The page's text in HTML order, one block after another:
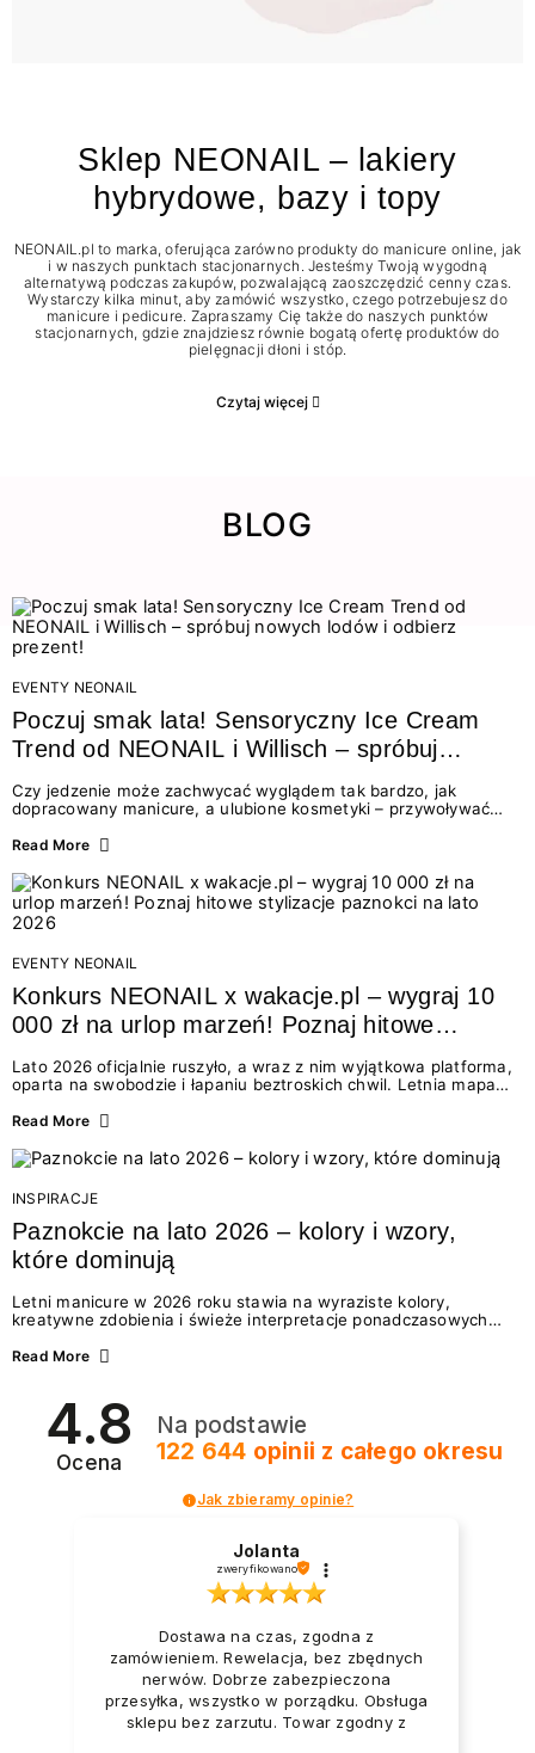
Sklep NEONAIL – lakiery
hybrydowe, bazy i topy
NEONAIL.pl to marka, oferująca zarówno produkty do manicure online, jak
i w naszych punktach stacjonarnych. Jesteśmy Twoją wygodną
alternatywą podczas zakupów, pozwalającą zaoszczędzić cenny czas.
Wystarczy kilka minut, aby zamówić wszystko, czego potrzebujesz do
manicure i pedicure. Zapraszamy Cię także do naszych punktów
stacjonarnych, gdzie znajdziesz równie bogatą ofertę produktów do
pielęgnacji dłoni i stóp.
Czytaj więcej
BLOG
EVENTY NEONAIL
Poczuj smak lata! Sensoryczny Ice Cream
Trend od NEONAIL i Willisch – spróbuj
nowych lodów i odbierz prezent!
Czy jedzenie może zachwycać wyglądem tak bardzo, jak
dopracowany manicure, a ulubione kosmetyki – przywoływać
świata beauty i oszałamiających deserów to coś więcej niż
zmysłami: przez soczysty kolor, aksamitną teksturę,
orzeźwiający zapach i słodki akcent na podniebieniu. Tego lata
NEONAIL łączy siły z marką Willisch, tworząc unikalny projekt
na styku jedzenia i piękna....
Read More
EVENTY NEONAIL
Konkurs NEONAIL x wakacje.pl – wygraj 10
000 zł na urlop marzeń! Poznaj hitowe
Lato 2026 oficjalnie ruszyło, a wraz z nim wyjątkowa platforma,
oparta na swobodzie i łapaniu beztroskich chwil. Letnia mapa
doświadczenia wakacji – od spontanicznych wyjazdów, przez
Motywem przewodnim jest eksplorowanie i kolekcjonowanie
letnich momentów. Z tej okazji przygotowaliśmy coś absolutnie
wyjątkowego: wielki konkurs z wakacje.pl oraz dawkę
najgorętszych trendów w...
Read More
INSPIRACJE
Paznokcie na lato 2026 – kolory i wzory,
które dominują
Letni manicure w 2026 roku stawia na wyraziste kolory,
kreatywne zdobienia i świeże interpretacje ponadczasowych
zarówno energetycznych odcieni inspirowanych wakacjami, jak
2026? Znajdź inspirację dla swojego manicure!
Read More
4.8
Ocena
Na podstawie
122 644 opinii z całego okresu
Jak zbieramy opinie?
Jolanta
zweryfikowano
Dostawa na czas, zgodna z
zamówieniem. Rewelacja, bez zbędnych
nerwów. Dobrze zabezpieczona
przesyłka, wszystko w porządku. Obsługa
sklepu bez zarzutu. Towar zgodny z